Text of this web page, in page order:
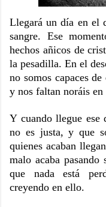
Llegará un día en el
sangre. Ese
hechos añicos de
la pesadilla. En el
no somos capaces
y nos faltan noráis en
Y cuando llegue ese
no es justa, y que
quienes acaban
malo acaba pasando
que nada está
creyendo en ello.